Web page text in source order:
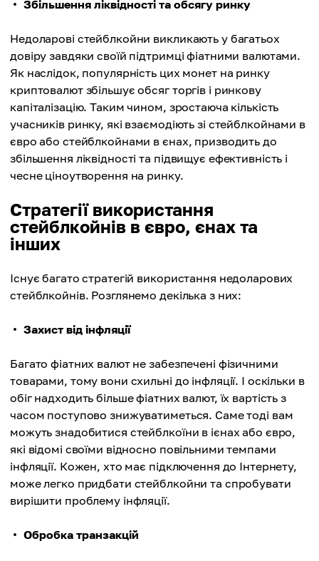
Збільшення ліквідності та обсягу ринку
Недоларові стейблкойни викликають у багатьох
довіру завдяки своїй підтримці фіатними валютами.
Як наслідок, популярність цих монет на ринку
криптовалют збільшує обсяг торгів і ринкову
капіталізацію. Таким чином, зростаюча кількість
учасників ринку, які взаємодіють зі стейблкойнами в
євро або стейблкойнами в єнах, призводить до
збільшення ліквідності та підвищує ефективність і
чесне ціноутворення на ринку.
Стратегії використання
стейблкойнів в євро, єнах та
інших
Існує багато стратегій використання недоларових
стейблкойнів. Розглянемо декілька з них:
Захист від інфляції
Багато фіатних валют не забезпечені фізичними
товарами, тому вони схильні до інфляції. І оскільки в
обіг надходить більше фіатних валют, їх вартість з
часом поступово знижуватиметься. Саме тоді вам
можуть знадобитися стейблкоїни в ієнах або євро,
які відомі своїми відносно повільними темпами
інфляції. Кожен, хто має підключення до Інтернету,
може легко придбати стейблкойни та спробувати
вирішити проблему інфляції.
Обробка транзакцій